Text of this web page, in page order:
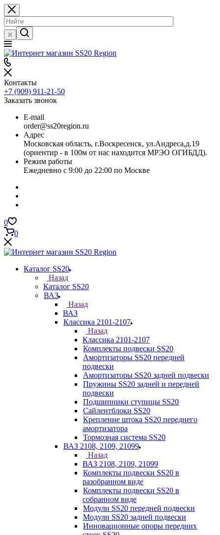
Контакты
+7 (909) 911-21-50
Заказать звонок
E-mail
order@ss20region.ru
Адрес
Московская область, г.Воскресенск, ул.Андреса,д.19
(ориентир - в 100м от нас находится МРЭО ОГИБДД).
Режим работы
Ежедневно с 9:00 до 22:00 по Москве
0
0
Каталог SS20
Назад
Каталог SS20
ВАЗ
Назад
ВАЗ
Классика 2101-2107
Назад
Классика 2101-2107
Комплекты подвески SS20
Амортизаторы SS20 передней
подвески
Амортизаторы SS20 задней подвески
Пружины SS20 задней и передней
подвески
Подшипники ступицы SS20
Сайлентблоки SS20
Крепление штока SS20 переднего
амортизатора
Тормозная система SS20
ВАЗ 2108, 2109, 21099
Назад
ВАЗ 2108, 2109, 21099
Комплекты подвески SS20 в
разобранном виде
Комплекты подвески SS20 в
собранном виде
Модули SS20 передней подвески
Модули SS20 задней подвески
Инновационные опоры передних